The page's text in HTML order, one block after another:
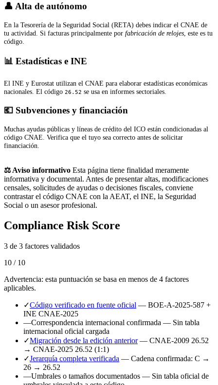
👤 Alta de autónomo
En la Tesorería de la Seguridad Social (RETA) debes indicar el CNAE de
tu actividad. Si facturas principalmente por fabricación de relojes , este es tu
código.
📊 Estadísticas e INE
El INE y Eurostat utilizan el CNAE para elaborar estadísticas económicas
nacionales. El código 26.52 se usa en informes sectoriales.
💶 Subvenciones y financiación
Muchas ayudas públicas y líneas de crédito del ICO están condicionadas al
código CNAE. Verifica que el tuyo sea correcto antes de solicitar
financiación.
⚖️ Aviso informativo Esta página tiene finalidad meramente
informativa y documental. Antes de presentar altas, modificaciones
censales, solicitudes de ayudas o decisiones fiscales, conviene
contrastar el código CNAE con la AEAT, el INE, la Seguridad
Social o un asesor profesional.
Compliance Risk Score
3 de 3 factores validados
10 / 10
Advertencia: esta puntuación se basa en menos de 4 factores
aplicables.
✓Código verificado en fuente oficial — BOE-A-2025-587 +
INE CNAE-2025
—Correspondencia internacional confirmada — Sin tabla
internacional oficial cargada
✓Migración desde la edición anterior — CNAE-2009 26.52
→ CNAE-2025 26.52 (1:1)
✓Jerarquía completa verificada — Cadena confirmada: C →
26 → 26.52
—Umbrales o tamaños documentados — Sin tabla oficial de